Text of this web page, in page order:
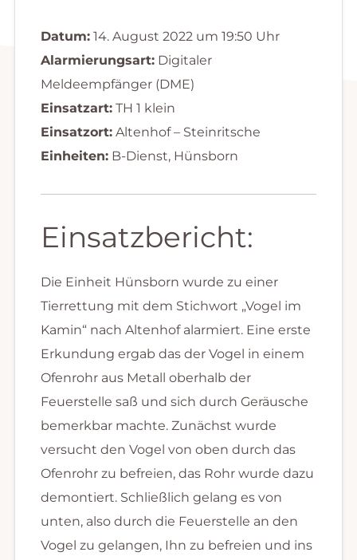
Datum:14. August 2022 um 19:50 Uhr
Alarmierungsart:Digitaler
Meldeempfänger (DME)
Einsatzart:TH 1 klein
Einsatzort:Altenhof – Steinritsche
Einheiten:B-Dienst, Hünsborn
Einsatzbericht:
Die Einheit Hünsborn wurde zu einer
Tierrettung mit dem Stichwort „Vogel im
Kamin“ nach Altenhof alarmiert. Eine erste
Erkundung ergab das der Vogel in einem
Ofenrohr aus Metall oberhalb der
Feuerstelle saß und sich durch Geräusche
bemerkbar machte. Zunächst wurde
versucht den Vogel von oben durch das
Ofenrohr zu befreien, das Rohr wurde dazu
demontiert. Schließlich gelang es von
unten, also durch die Feuerstelle an den
Vogel zu gelangen, Ihn zu befreien und ins